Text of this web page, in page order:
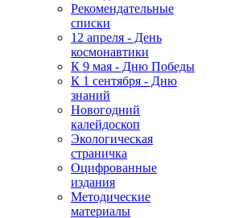
Рекомендательные
списки
12 апреля - День
космонавтики
К 9 мая - Дню Победы
К 1 сентября - Дню
знаний
Новогодний
калейдоскоп
Экологическая
страничка
Оцифрованные
издания
Методические
материалы